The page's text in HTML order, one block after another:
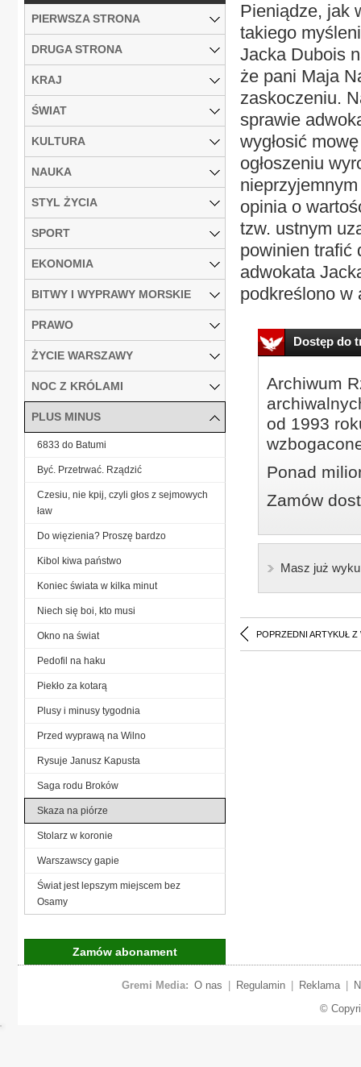
Pieniądze, jak
takiego
Jacka Dubois
że pani Maja
zaskoczeniu.
sprawie
wygłosić
ogłoszeniu
opinia o
tzw. ustnym
powinien trafić
adwokata
podkreślono w
Dostęp do
Archiwum
od 1993
Ponad
Zamów
Masz już
POPRZEDNI ARTYKUŁ Z
PIERWSZA STRONA
DRUGA STRONA
KRAJ
ŚWIAT
KULTURA
NAUKA
STYL ŻYCIA
SPORT
EKONOMIA
BITWY I WYPRAWY MORSKIE
PRAWO
ŻYCIE WARSZAWY
NOC Z KRÓLAMI
PLUS MINUS
6833 do Batumi
Być. Przetrwać. Rządzić
Czesiu, nie kpij, czyli głos z sejmowych
ław
Do więzienia? Proszę bardzo
Kibol kiwa państwo
Koniec świata w kilka minut
Niech się boi, kto musi
Okno na świat
Pedofil na haku
Piekło za kotarą
Plusy i minusy tygodnia
Przed wyprawą na Wilno
Rysuje Janusz Kapusta
Saga rodu Broków
Skaza na piórze
Stolarz w koronie
Warszawscy gapie
Świat jest lepszym miejscem bez
Osamy
Zamów abonament
Gremi Media: O nas Regulamin Reklama
©